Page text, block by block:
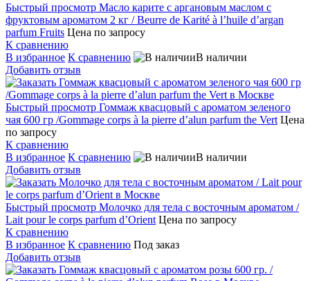
Быстрый просмотр Масло карите с аргановым маслом с
фруктовым ароматом 2 кг / Beurre de Karité à l’huile d’argan
parfum Fruits Цена по запросу
К сравнению
В избранное К сравнению
В наличии
Добавить отзыв
Быстрый просмотр Гоммаж квасцовый с ароматом зеленого
чая 600 гр /Gommage corps à la pierre d’alun parfum the Vert Цена
по запросу
К сравнению
В избранное К сравнению
В наличии
Добавить отзыв
Быстрый просмотр Молочко для тела с восточным ароматом /
Lait pour le corps parfum d’Orient Цена по запросу
К сравнению
В избранное К сравнению Под заказ
Добавить отзыв